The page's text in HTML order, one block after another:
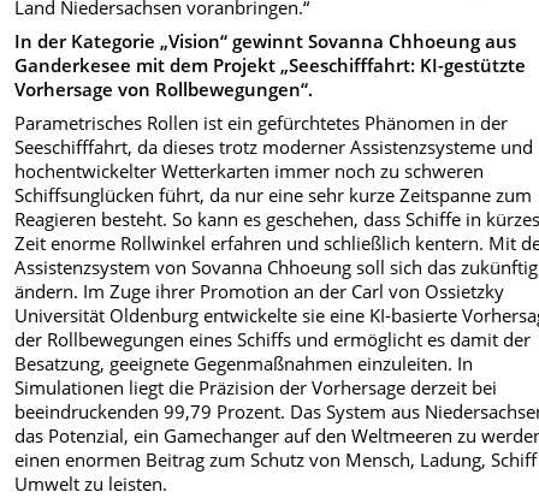
Land Niedersachsen voranbringen.“
In der Kategorie „Vision“ gewinnt Sovanna Chhoeung aus
Ganderkesee mit dem Projekt „Seeschifffahrt: KI-gestützte
Vorhersage von Rollbewegungen“.
Parametrisches Rollen ist ein gefürchtetes Phänomen in der
Seeschifffahrt, da dieses trotz moderner Assistenzsysteme und
hochentwickelter Wetterkarten immer noch zu schweren
Schiffsunglücken führt, da nur eine sehr kurze Zeitspanne zum
Reagieren besteht. So kann es geschehen, dass Schiffe in
Zeit enorme Rollwinkel erfahren und schließlich kentern. Mit
Assistenzsystem von Sovanna Chhoeung soll sich das zukünftig
ändern. Im Zuge ihrer Promotion an der Carl von Ossietzky
Universität Oldenburg entwickelte sie eine KI-basierte
der Rollbewegungen eines Schiffs und ermöglicht es damit der
Besatzung, geeignete Gegenmaßnahmen einzuleiten. In
Simulationen liegt die Präzision der Vorhersage derzeit bei
beeindruckenden 99,79 Prozent. Das System aus
das Potenzial, ein Gamechanger auf den Weltmeeren zu
einen enormen Beitrag zum Schutz von Mensch, Ladung,
Umwelt zu leisten.